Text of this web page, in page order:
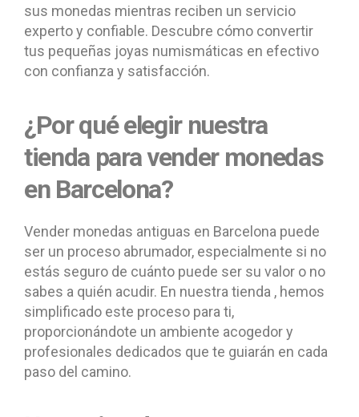
sus monedas mientras reciben un servicio
experto y confiable. Descubre cómo convertir
tus pequeñas joyas numismáticas en efectivo
con confianza y satisfacción.
¿Por qué elegir nuestra
tienda para vender monedas
en Barcelona?
Vender monedas antiguas en Barcelona puede
ser un proceso abrumador, especialmente si no
estás seguro de cuánto puede ser su valor o no
sabes a quién acudir. En nuestra tienda , hemos
simplificado este proceso para ti,
proporcionándote un ambiente acogedor y
profesionales dedicados que te guiarán en cada
paso del camino.